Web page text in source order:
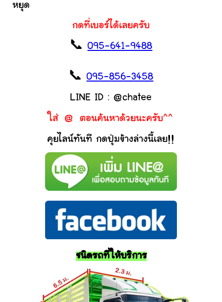
หยุด
กดที่เบอร์ได้เลยครับ
📞095-641-9488
📞095-856-3458
LINE ID : @chatee
ใส่ @ ตอนค้นหาด้วยนะครับ^^
คุยไลน์ทันที กดปุ่มข้างล่างนี้เลย!!
ชนิดรถที่ให้บริการ